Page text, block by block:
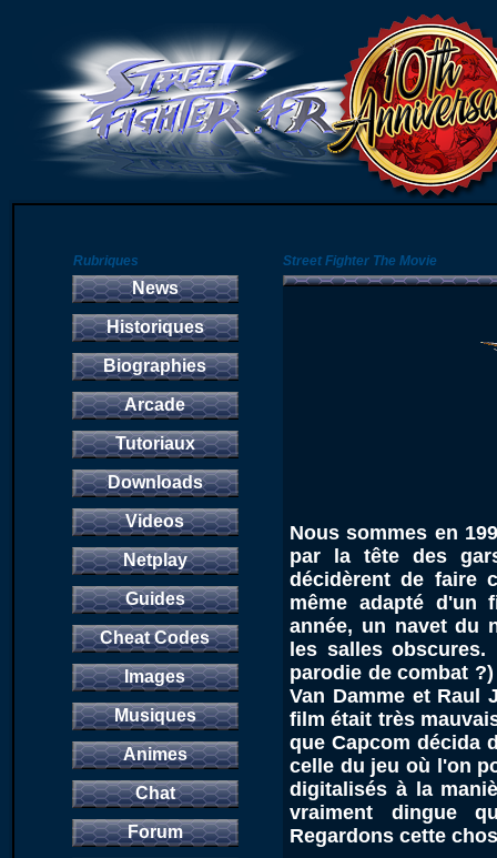
Rubriques
News
Historiques
Biographies
Arcade
Tutoriaux
Downloads
Videos
Netplay
Guides
Cheat Codes
Images
Musiques
Animes
Chat
Forum
Street Fighter The Movie
Nous sommes en
par la tête des
décidèrent de faire
même adapté d'un
année, un navet du
les salles
parodie de combat
Van Damme et Raul
film était très
que Capcom décida
celle du jeu où l'on
digitalisés à la
vraiment dingue
Regardons cette